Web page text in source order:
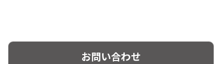
お問い合わせ